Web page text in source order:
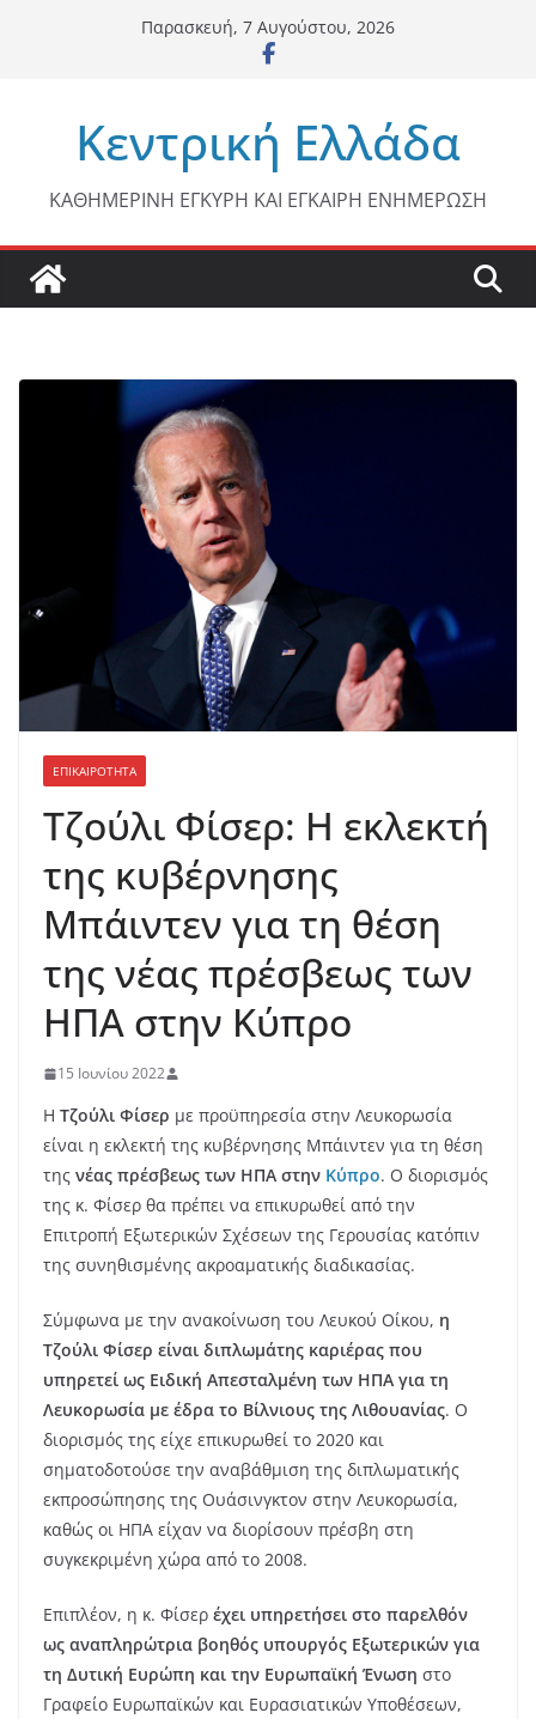
Παρασκευή, 7 Αυγούστου, 2026
Κεντρική Ελλάδα
ΚΑΘΗΜΕΡΙΝΗ ΕΓΚΥΡΗ ΚΑΙ ΕΓΚΑΙΡΗ ΕΝΗΜΕΡΩΣΗ
ΕΠΙΚΑΙΡΟΤΗΤΑ
Τζούλι Φίσερ: Η εκλεκτή
της κυβέρνησης
Μπάιντεν για τη θέση
της νέας πρέσβεως των
ΗΠΑ στην Κύπρο
15 Ιουνίου 2022
Η Τζούλι Φίσερ με προϋπηρεσία στην Λευκορωσία
είναι η εκλεκτή της κυβέρνησης Μπάιντεν για τη θέση
της νέας πρέσβεως των ΗΠΑ στην Κύπρο. Ο διορισμός
της κ. Φίσερ θα πρέπει να επικυρωθεί από την
Επιτροπή Εξωτερικών Σχέσεων της Γερουσίας κατόπιν
της συνηθισμένης ακροαματικής διαδικασίας.
Σύμφωνα με την ανακοίνωση του Λευκού Οίκου, η
Τζούλι Φίσερ είναι διπλωμάτης καριέρας που
υπηρετεί ως Ειδική Απεσταλμένη των ΗΠΑ για τη
Λευκορωσία με έδρα το Βίλνιους της Λιθουανίας. Ο
διορισμός της είχε επικυρωθεί το 2020 και
σηματοδοτούσε την αναβάθμιση της διπλωματικής
εκπροσώπησης της Ουάσινγκτον στην Λευκορωσία,
καθώς οι ΗΠΑ είχαν να διορίσουν πρέσβη στη
συγκεκριμένη χώρα από το 2008.
Επιπλέον, η κ. Φίσερ έχει υπηρετήσει στο παρελθόν
ως αναπληρώτρια βοηθός υπουργός Εξωτερικών για
τη Δυτική Ευρώπη και την Ευρωπαϊκή Ένωση στο
Γραφείο Ευρωπαϊκών και Ευρασιατικών Υποθέσεων,